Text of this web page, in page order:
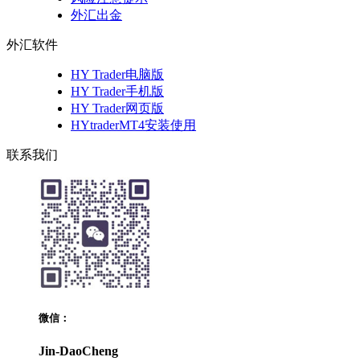
外汇出金
外汇软件
HY Trader电脑版
HY Trader手机版
HY Trader网页版
HYtraderMT4安装使用
联系我们
微信：
Jin-DaoCheng